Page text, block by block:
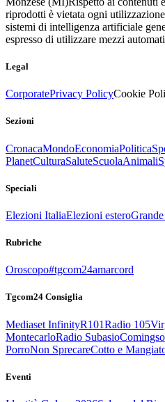
riprodotti è vietata ogni
sistemi di intelligenza artificiale
espresso di utilizzare mezzi
Legal
CorporatePrivacy PolicyCookie
Sezioni
CronacaMondoEconomiaPolitica
PlanetCulturaSaluteScuolaAnimali
Speciali
Elezioni ItaliaElezioni estero
Rubriche
Oroscopo#tgcom24amarcord
Tgcom24 Consiglia
Mediaset InfinityR101Radio 105
MontecarloRadio Subasio
PorroNon SprecareCotto e
Eventi